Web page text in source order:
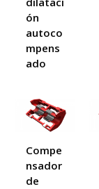
ón
autoco
mpens
ado
Compe
nsador
de